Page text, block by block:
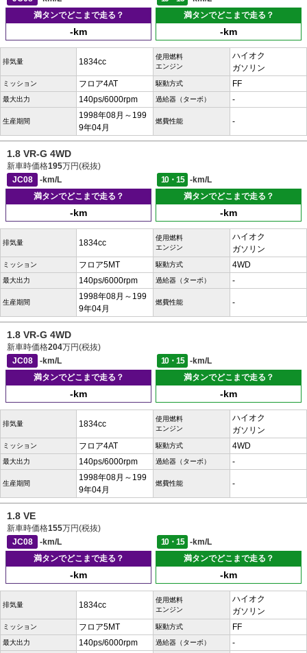
満タンでどこまで走る？
-km
満タンでどこまで走る？
-km
排気量 1834cc
使用燃料
エンジン
ハイオク
ガソリン
ミッション フロア4AT 駆動方式 FF
最大出力 140ps/6000rpm 過給器（ターボ） -
生産期間
1998年08月～199
9年04月
燃費性能 -
1.8 VR-G 4WD
新車時価格195万円(税抜)
JC08
-km/L 10・15
-km/L
満タンでどこまで走る？
-km
満タンでどこまで走る？
-km
排気量 1834cc
使用燃料
エンジン
ハイオク
ガソリン
ミッション フロア5MT 駆動方式 4WD
最大出力 140ps/6000rpm 過給器（ターボ） -
生産期間
1998年08月～199
9年04月
燃費性能 -
1.8 VR-G 4WD
新車時価格204万円(税抜)
JC08
-km/L 10・15
-km/L
満タンでどこまで走る？
-km
満タンでどこまで走る？
-km
排気量 1834cc
使用燃料
エンジン
ハイオク
ガソリン
ミッション フロア4AT 駆動方式 4WD
最大出力 140ps/6000rpm 過給器（ターボ） -
生産期間
1998年08月～199
9年04月
燃費性能 -
1.8 VE
新車時価格155万円(税抜)
JC08
-km/L 10・15
-km/L
満タンでどこまで走る？
-km
満タンでどこまで走る？
-km
排気量 1834cc
使用燃料
エンジン
ハイオク
ガソリン
ミッション フロア5MT 駆動方式 FF
最大出力 140ps/6000rpm 過給器（ターボ） -